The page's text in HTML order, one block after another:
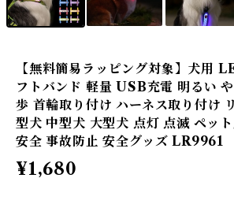
【無料簡易ラッピング対象】犬用
フトバンド 軽量 USB充電 明るい
歩 首輪取り付け ハーネス取り付け
型犬 中型犬 大型犬 点灯 点滅 ペッ
安全 事故防止 安全グッズ LR9961
¥1,680